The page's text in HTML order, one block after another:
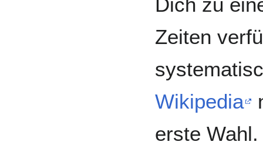
Zeiten
Wikipedia
erste Wahl.